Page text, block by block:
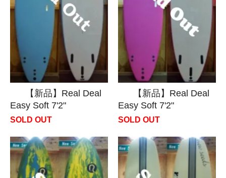
【新品】Real Deal
Easy Soft 7'2"
SOLD OUT
【新品】Real Deal
Easy Soft 7'2"
SOLD OUT